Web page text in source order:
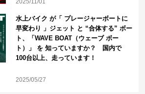
水上バイク が「 プレージャーボートに
早変わり 」ジェット と “合体する” ボー
ト、「WAVE BOAT（ウェーブ ボー
ト）」 を 知っていますか？ 国内で
100台以上、走っています！
2025/05/27